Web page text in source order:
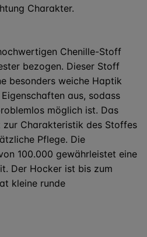
Charakter.
Chenille-Stoff
bezogen. Dieser Stoff
besonders weiche Haptik
aus, sodass
möglich ist. Das
Charakteristik des Stoffes
Pflege. Die
100.000 gewährleistet eine
Der Hocker ist bis zum
kleine runde